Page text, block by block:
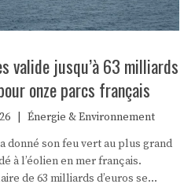
valide jusqu’à 63 milliards
onze parcs français
Énergie & Environnement
donné son feu vert au plus grand
à l’éolien en mer français.
de 63 milliards d’euros se